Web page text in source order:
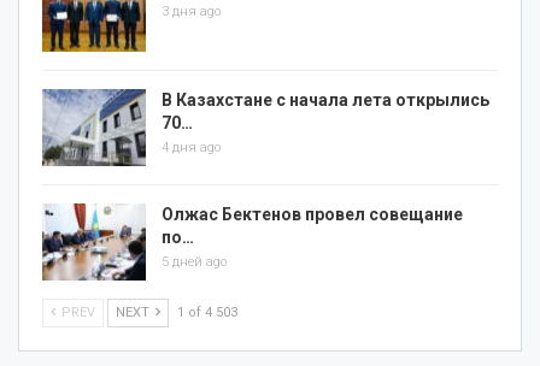
3 дня ago
В Казахстане с начала лета открылись
70…
4 дня ago
Олжас Бектенов провел совещание
по…
5 дней ago
PREV NEXT 1 of 4 503